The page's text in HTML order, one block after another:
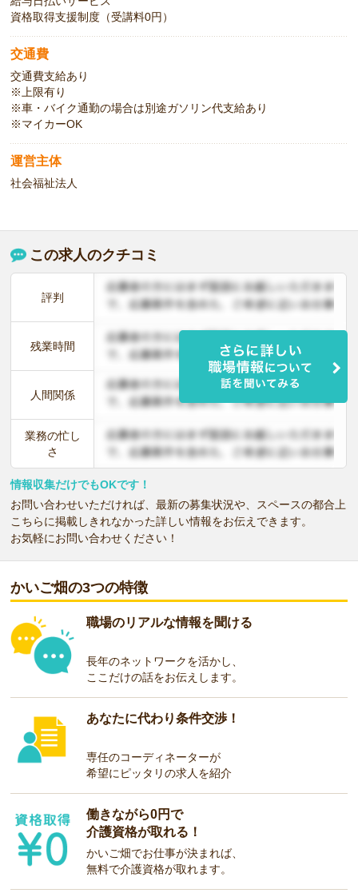
資格取得支援制度（受講料0円）
交通費
交通費支給あり
※上限有り
※車・バイク通勤の場合は別途ガソリン代支給あり
※マイカーOK
運営主体
社会福祉法人
この求人のクチコミ
評判
残業時間
人間関係
業務の忙し
さ
情報収集だけでもOKです！
お問い合わせいただければ、最新の募集状況や、スペースの都合上
こちらに掲載しきれなかった詳しい情報をお伝えできます。
お気軽にお問い合わせください！
かいご畑の3つの特徴
職場のリアルな情報を聞ける
長年のネットワークを活かし、
ここだけの話をお伝えします。
あなたに代わり条件交渉！
専任のコーディネーターが
希望にピッタリの求人を紹介
働きながら0円で
介護資格が取れる！
かいご畑でお仕事が決まれば、
無料で介護資格が取れます。